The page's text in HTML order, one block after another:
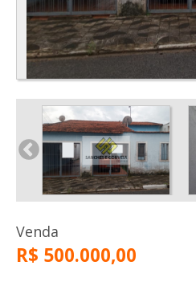
Venda
R$ 500.000,00